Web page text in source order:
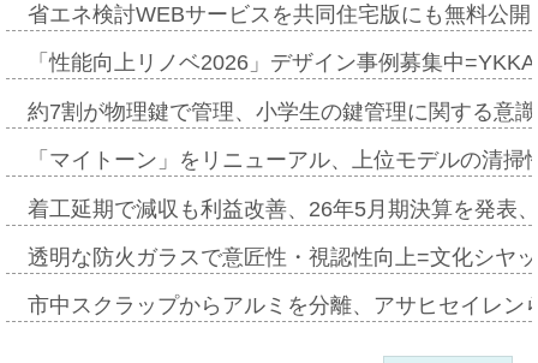
省エネ検討WEBサービスを共同住宅版にも無料公
「性能向上リノベ2026」デザイン事例募集中
約7割が物理鍵で管理、小学生の鍵管理に関する意
「マイトーン」をリニューアル、上位モデルの清
着工延期で減収も利益改善、26年5月期決算を発表
透明な防火ガラスで意匠性・視認性向上=文化シヤ
市中スクラップからアルミを分離、アサヒセイレ